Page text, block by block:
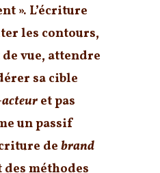
». L’écriture
les contours,
vue, attendre
sa cible
et pas
un passif
de brand
méthodes